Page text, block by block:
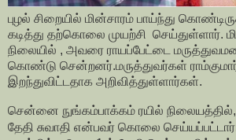
புழல் சிறையில் மின்சாரம் பாய்ந்து
கடித்து தற்கொலை முயற்சி செய்துள்ளார்.
நிலையில் , அவரை ராயப்பேட்டை
கொண்டு சென்றனர்.மருத்துவர்கள் ராம்குமார்
இறந்துவிட்டதாக அறிவித்துள்ளார்கள்.
சென்னை நுங்கம்பாக்கம் ரயில்
தேதி சுவாதி என்பவர் கொலை